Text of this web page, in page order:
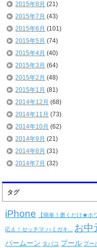
2015年8月 (21)
2015年7月 (43)
2015年6月 (101)
2015年5月 (74)
2015年4月 (40)
2015年3月 (64)
2015年2月 (48)
2015年1月 (81)
2014年12月 (68)
2014年11月 (73)
2014年10月 (62)
2014年9月 (21)
2014年8月 (31)
2014年7月 (32)
タグ
iPhone 【簡単！磨くだけ★ホ
応え！セッチマ ハミガキ... お中
パームーン タバコ プール プー